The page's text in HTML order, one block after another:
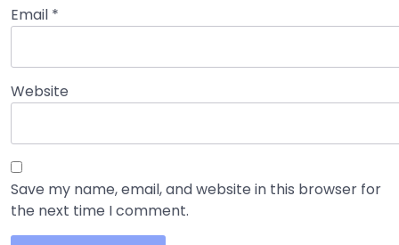
Email *
Website
Save my name, email, and website in this browser for
the next time I comment.